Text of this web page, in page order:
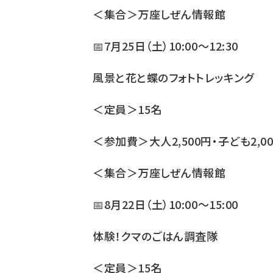
＜集合＞万座しぜん情報館
📅7月25日（土）10:00～12:30
風景と花と蝶のフォトトレッキング
＜定員＞15名
＜参加費＞大人2,500円・子ども
＜集合＞万座しぜん情報館
📅8月22日（土）10:00～15:00
体験！クマのごはん調査隊
＜定員＞15名